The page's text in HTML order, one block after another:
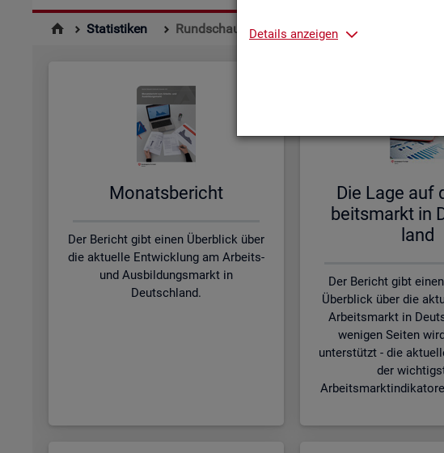
Details anzeigen
Statistiken Rundschau Arbeitsmarkt
Mo­nats­be­richt
Der Bericht gibt einen Überblick über
die aktuelle Entwicklung am Arbeits-
und Ausbildungsmarkt in
Deutschland.
Die Lage auf
beits­markt in
land
Der Bericht gibt
Überblick über die
Arbeitsmarkt in
wenigen Seiten
unterstützt - die
der